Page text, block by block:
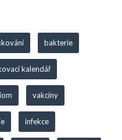
bakterie
kalendář
vakcíny
infekce